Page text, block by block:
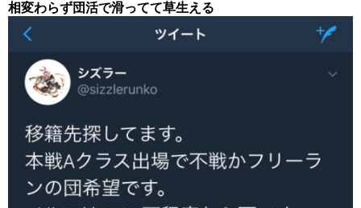
相変わらず団活で滑ってて草生える